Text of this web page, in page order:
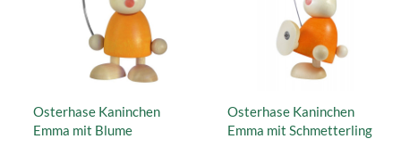
Osterhase Kaninchen
Emma mit Blume
Osterhase Kaninchen
Emma mit Schmetterling